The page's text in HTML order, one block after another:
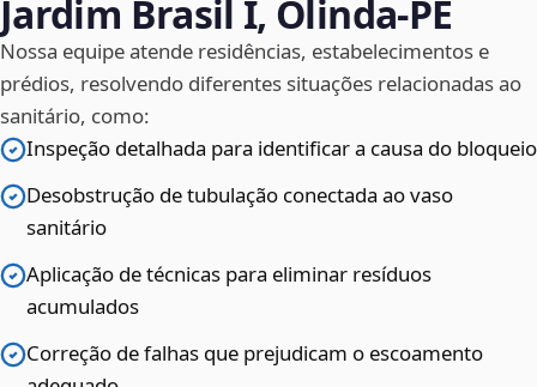
Jardim Brasil I, Olinda‑PE
Nossa equipe atende residências, estabelecimentos e
prédios, resolvendo diferentes situações relacionadas ao
sanitário, como:
Inspeção detalhada para identificar a causa do bloqueio
Desobstrução de tubulação conectada ao vaso
sanitário
Aplicação de técnicas para eliminar resíduos
acumulados
Correção de falhas que prejudicam o escoamento